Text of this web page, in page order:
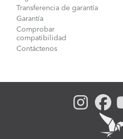
Transferencia de garantía
Garantía
Comprobar
compatibilidad
Contáctenos